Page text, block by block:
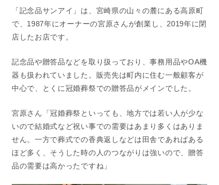
「記念品サンアイ」は、 宮崎県の山々の麓にある高原町
で、1987年にオーナーの宮原さんが創業し、2019年に閉
店したお店です。
記念品や贈答品などを取り扱っており、事務用品やOA機
器も扱われていました。販売先は町内に住む一般顧客が
中心で、とくに冠婚葬祭での贈答品がメインでした。
宮原さん「冠婚葬祭といっても、地方では若い人が少な
いので結婚式など祝い事での需要はあまり多くはありま
せん。一方で葬式での香典返しなどは田舎であればある
ほど多く、そうした時の人のつながりは強いので、贈答
品の需要は高かったですね」